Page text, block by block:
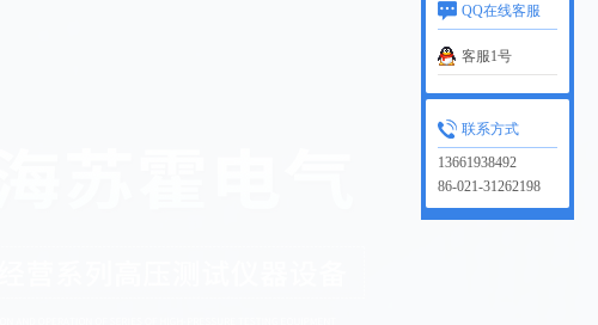
QQ在线客服
客服1号
联系方式
13661938492
86-021-31262198